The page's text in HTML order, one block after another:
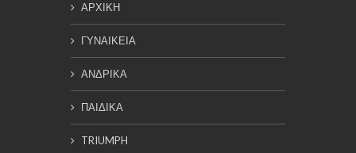
ΑΡΧΙΚΗ
ΓΥΝΑΙΚΕΙΑ
ΑΝΔΡΙΚΑ
ΠΑΙΔΙΚΑ
TRIUMPH